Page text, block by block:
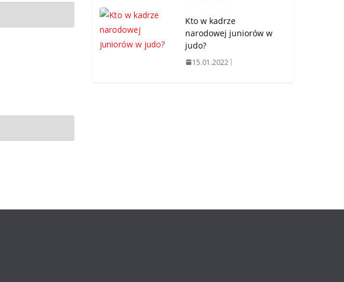
Kto w kadrze
narodowej juniorów w
judo?
15.01.2022